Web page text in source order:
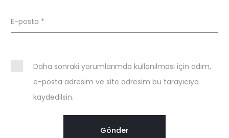
l
e
r
E-posta *
Daha sonraki yorumlarımda kullanılması için adım,
e-posta adresim ve site adresim bu tarayıcıya
kaydedilsin.